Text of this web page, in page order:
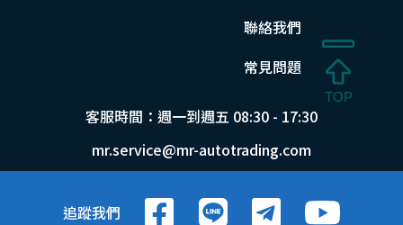
聯絡我們
常見問題
客服時間：週一到週五 08:30 - 17:30
mr.service@mr-autotrading.com
追蹤我們